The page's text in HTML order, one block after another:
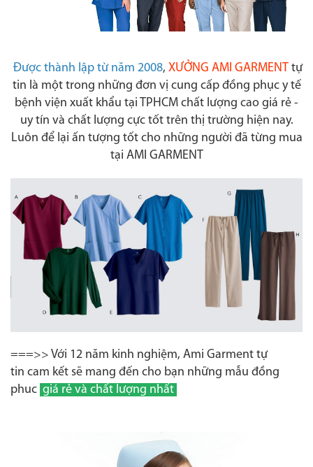
Được thành lập từ năm 2008, XƯỞNG AMI GARMENT tự
tin là một trong những đơn vị cung cấp đồng phục y tế
bệnh viện xuất khẩu tại TPHCM chất lượng cao giá rẻ -
uy tín và chất lượng cực tốt trên thị trường hiện nay.
Luôn để lại ấn tượng tốt cho những người đã từng mua
tại AMI GARMENT
===>> Với 12 năm kinh nghiệm, Ami Garment tự
tin cam kết sẽ mang đến cho bạn những mẫu đồng
phuc giá rẻ và chất lượng nhất